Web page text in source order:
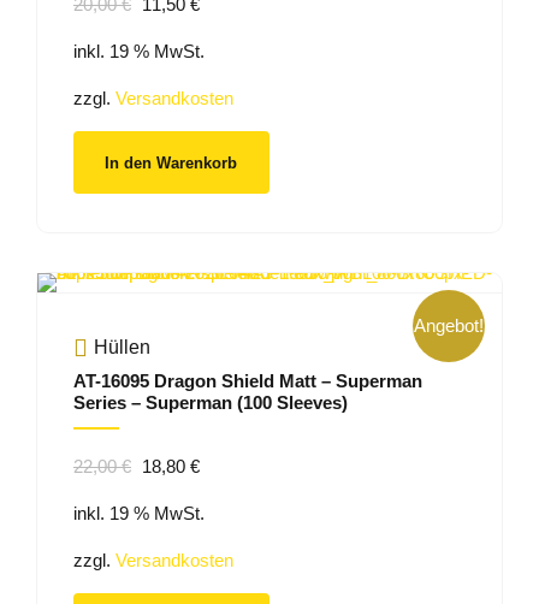
20,00€
war:
20,00 €
11,50 €
ist:
11,50 €.
inkl. 19 % MwSt.
zzgl. Versandkosten
In den Warenkorb
Angebot!
Hüllen
AT-16095 Dragon Shield Matt – Superman
Series – Superman (100 Sleeves)
22,00€ Ursprünglicher
war:
22,00 €
18,80 €Aktueller
ist:
18,80 €.
inkl. 19 % MwSt.
zzgl. Versandkosten